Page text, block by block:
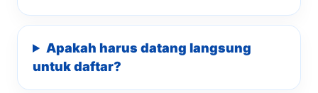
Apakah harus datang langsung
untuk daftar?